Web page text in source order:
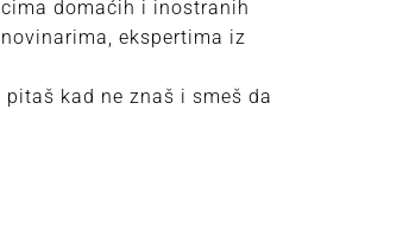
domaćih i inostranih
ekspertima iz
kad ne znaš i smeš da